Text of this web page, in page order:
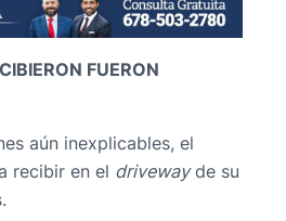
FUERON
aún inexplicables, el
recibir en el drivewayde su